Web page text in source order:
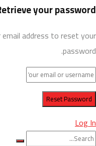
your password
address to reset your
password.
Log In